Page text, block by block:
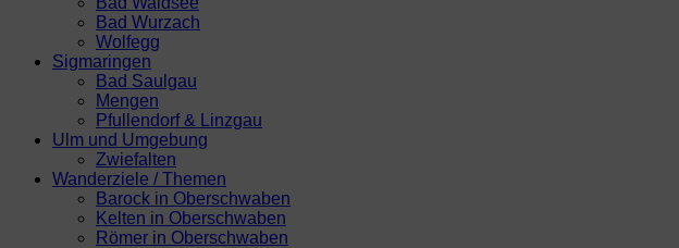
Bad Wurzach
Wolfegg
Sigmaringen
Bad Saulgau
Mengen
Pfullendorf & Linzgau
Ulm und Umgebung
Zwiefalten
Wanderziele / Themen
Barock in Oberschwaben
Kelten in Oberschwaben
Römer in Oberschwaben